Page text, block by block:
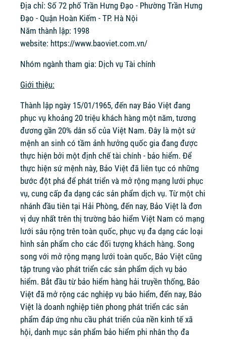
Địa chỉ: Số 72 phố Trần Hưng Đạo - Phường Trần Hưng
Đạo - Quận Hoàn Kiếm - TP. Hà Nội
Năm thành lập: 1998
website: https://www.baoviet.com.vn/
Nhóm ngành tham gia: Dịch vụ Tài chính
Giới thiệu:
Thành lập ngày 15/01/1965, đến nay Bảo Việt đang
phục vụ khoảng 20 triệu khách hàng một năm, tương
đương gần 20% dân số của Việt Nam. Đây là một sứ
mệnh an sinh có tầm ảnh hưởng quốc gia đang được
thực hiện bởi một định chế tài chính - bảo hiểm. Để
thực hiện sứ mệnh này, Bảo Việt đã liên tục có những
bước đột phá để phát triển và mở rộng mạng lưới phục
vụ, cung cấp đa dạng các sản phẩm dịch vụ. Từ một chi
nhánh đầu tiên tại Hải Phòng, đến nay, Bảo Việt là đơn
vị duy nhất trên thị trường bảo hiểm Việt Nam có mạng
lưới sâu rộng trên toàn quốc, phục vụ đa dạng các loại
hình sản phẩm cho các đối tượng khách hàng. Song
song với mở rộng mạng lưới toàn quốc, Bảo Việt cũng
tập trung vào phát triển các sản phẩm dịch vụ bảo
hiểm. Bắt đầu từ bảo hiểm hàng hải truyền thống, Bảo
Việt đã mở rộng các nghiệp vụ bảo hiểm, đến nay, Bảo
Việt là doanh nghiệp tiên phong phát triển các sản
phẩm đáp ứng nhu cầu phát triển của nền kinh tế xã
hội, danh mục sản phẩm bảo hiểm phi nhân thọ đa